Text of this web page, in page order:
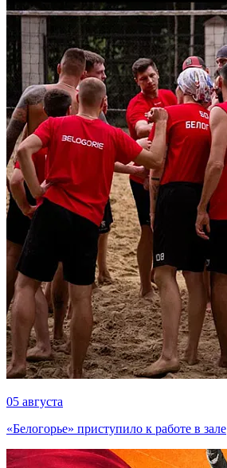
05 августа
«Белогорье» приступило к работе в зале